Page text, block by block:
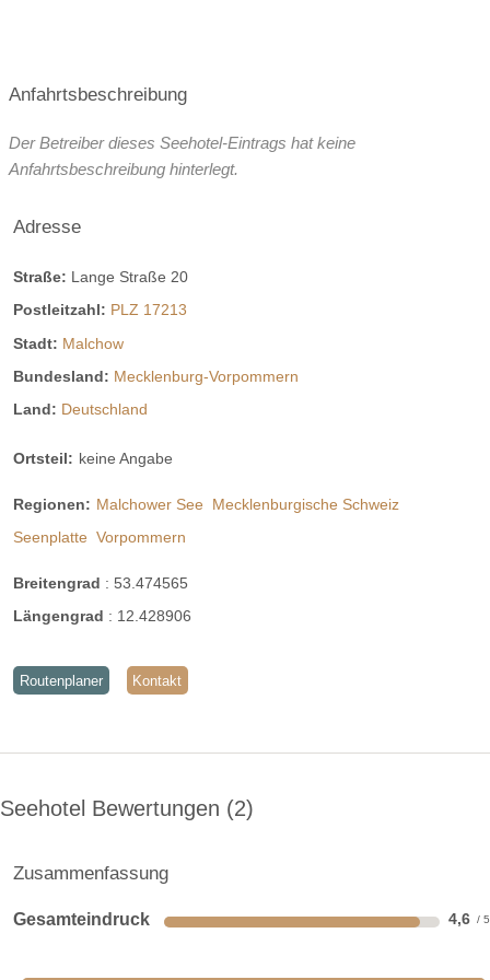
Anfahrtsbeschreibung
Der Betreiber dieses Seehotel-Eintrags hat keine
Anfahrtsbeschreibung hinterlegt.
Adresse
Straße: Lange Straße 20
Postleitzahl: PLZ 17213
Stadt: Malchow
Bundesland: Mecklenburg-Vorpommern
Land: Deutschland
Ortsteil: keine Angabe
Regionen: Malchower See
Mecklenburgische Schweiz
Seenplatte Vorpommern
Breitengrad : 53.474565
Längengrad : 12.428906
Routenplaner Kontakt
Seehotel Bewertungen 2
Zusammenfassung
Gesamteindruck 4,6